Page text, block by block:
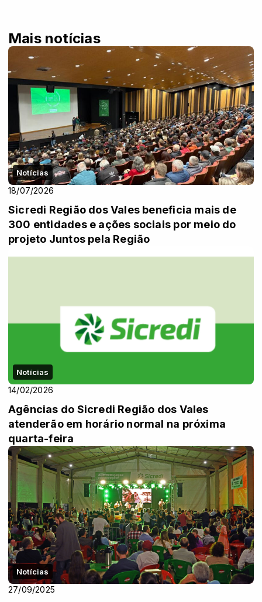
Mais notícias
Notícias
18/07/2026
Sicredi Região dos Vales beneficia mais de
300 entidades e ações sociais por meio do
projeto Juntos pela Região
Notícias
14/02/2026
Agências do Sicredi Região dos Vales
atenderão em horário normal na próxima
quarta-feira
Notícias
27/09/2025